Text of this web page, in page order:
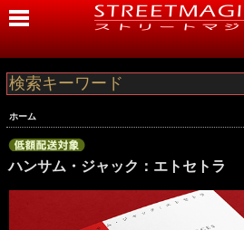
ホーム
ハンサム・ジャック：エトセトラ